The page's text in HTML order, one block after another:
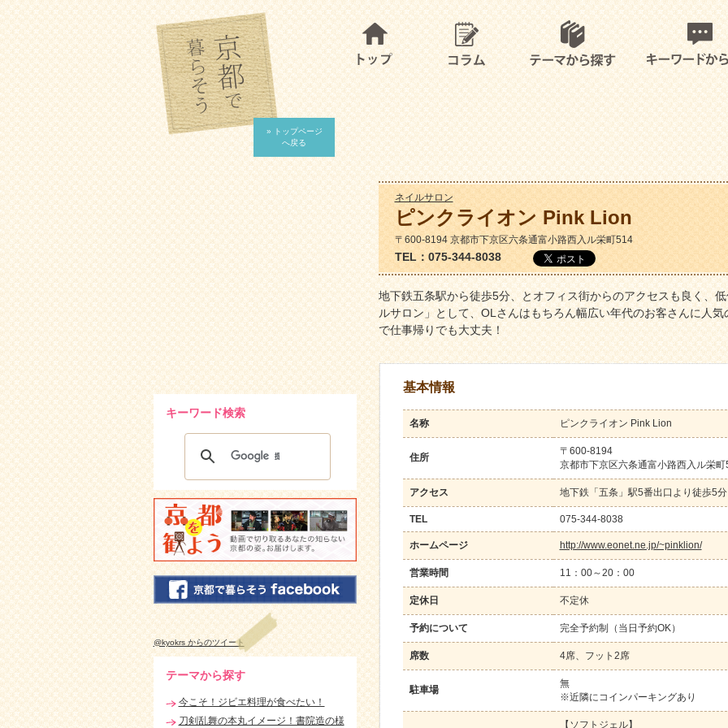
» トップページ
へ戻る
ネイルサロン
ピンクライオン Pink Lion
〒600-8194 京都市下京区六条通富小路西入ル栄町514
TEL：075-344-8038
地下鉄五条駅から徒歩5分、とオフィス街からのアクセスも良く、
ルサロン」として、OLさんはもちろん幅広い年代のお客さんに人
で仕事帰りでも大丈夫！
基本情報
名称 ピンクライオン Pink Lion
住所
〒600-8194
京都市下京区六条通富小路西入ル栄町
アクセス 地下鉄「五条」駅5番出口より徒歩5分
TEL 075-344-8038
ホームページ http://www.eonet.ne.jp/~pinklion/
営業時間 11：00～20：00
定休日 不定休
予約について 完全予約制（当日予約OK）
席数 4席、フット2席
駐車場
無
※近隣にコインパーキングあり
【ソフトジェル】
キーワード検索
@kyokrs からのツイート
テーマから探す
今こそ！ジビエ料理が食べたい！
刀剣乱舞の本丸イメージ！書院造の様